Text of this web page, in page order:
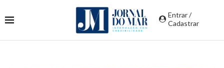
Entrar /
Cadastrar